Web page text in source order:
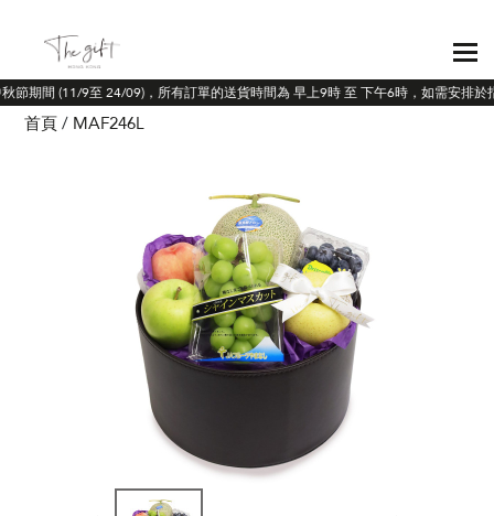
節期間 (11/9至 24/09)，所有訂單的送貨時間為 早上9時 至 下午6時，如需安排於
首頁 MAF246L